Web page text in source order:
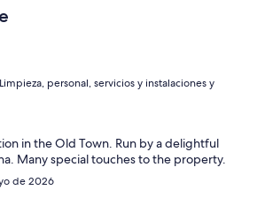
personal, servicios y instalaciones y
in the Old Town. Run by a delightful
Many special touches to the property.
de 2026